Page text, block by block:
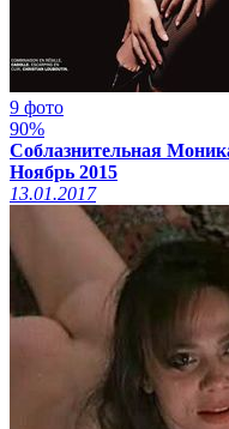
9 фото
90%
Соблазнительная
Ноябрь 2015
13.01.2017